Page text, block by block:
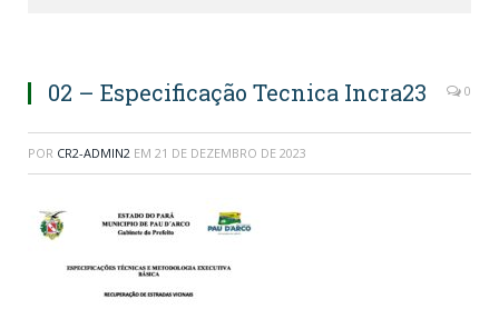
02 – Especificação Tecnica Incra23 0
POR CR2-ADMIN2 EM 21 DE DEZEMBRO DE 2023